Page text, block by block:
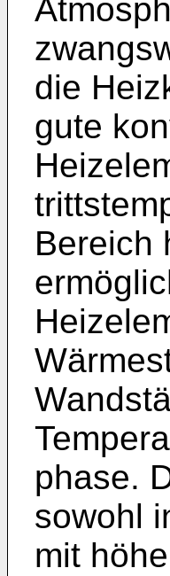
die
gute
Bereich
phase.
sowohl
mit